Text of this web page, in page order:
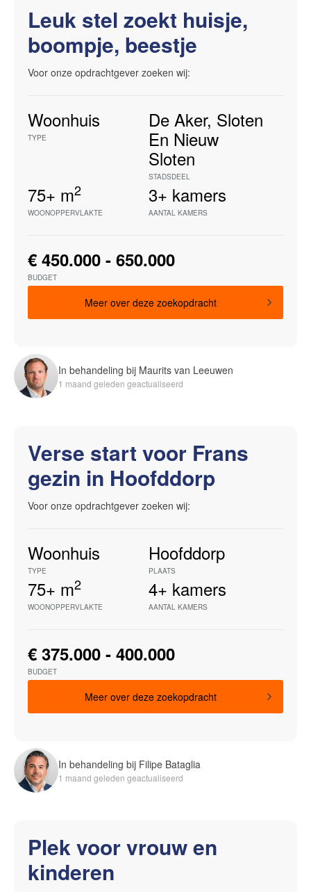
Leuk stel zoekt huisje,
boompje, beestje
Voor onze opdrachtgever zoeken wij:
Woonhuis
TYPE
De Aker, Sloten
En Nieuw
Sloten
STADSDEEL
75+ m2
WOONOPPERVLAKTE
3+ kamers
AANTAL KAMERS
€ 450.000 - 650.000
BUDGET
Meer over deze zoekopdracht
In behandeling bij Maurits van Leeuwen
1 maand geleden geactualiseerd
Verse start voor Frans
gezin in Hoofddorp
Voor onze opdrachtgever zoeken wij:
Woonhuis
TYPE
Hoofddorp
PLAATS
75+ m2
WOONOPPERVLAKTE
4+ kamers
AANTAL KAMERS
€ 375.000 - 400.000
BUDGET
Meer over deze zoekopdracht
In behandeling bij Filipe Bataglia
1 maand geleden geactualiseerd
Plek voor vrouw en
kinderen